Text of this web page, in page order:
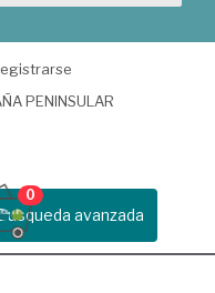
PENINSULAR
avanzada
0